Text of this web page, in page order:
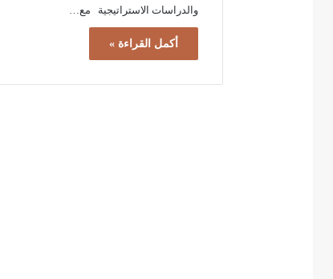
والدراسات الاستراتيجية مع…
أكمل القراءة »